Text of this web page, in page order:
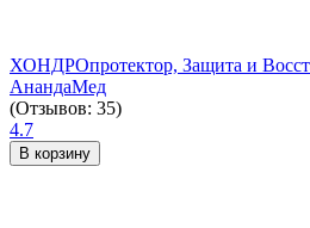
ХОНДРОпротектор, Защита и
АнандаМед
(Отзывов: 35)
4.7
В корзину